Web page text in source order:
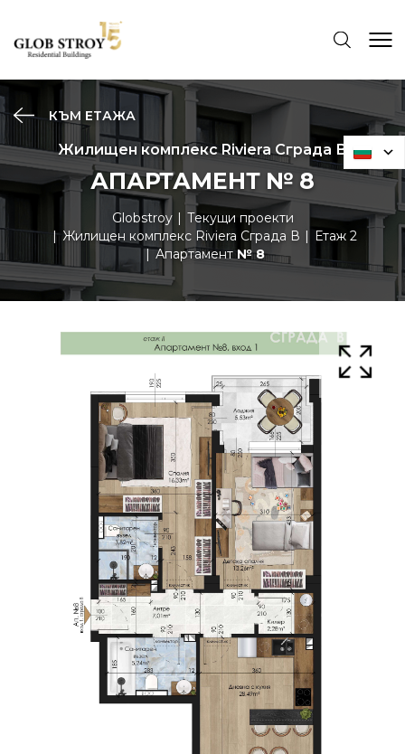
КЪМ ЕТАЖА
Жилищен комплекс Riviera Сграда В
АПАРТАМЕНТ № 8
Globstroy
Текущи проекти
Жилищен комплекс Riviera Сграда В
Етаж 2
Апартамент № 8